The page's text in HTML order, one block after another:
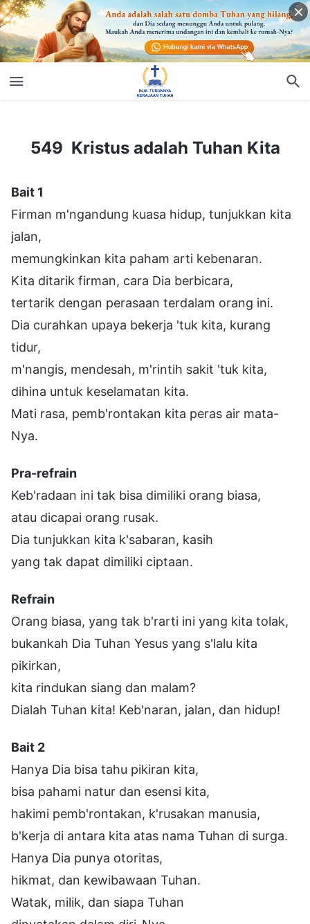
549 Kristus adalah Tuhan Kita
549 Kristus adalah Tuhan Kita
Bait 1
Firman m'ngandung kuasa hidup, tunjukkan kita
jalan,
memungkinkan kita paham arti kebenaran.
Kita ditarik firman, cara Dia berbicara,
tertarik dengan perasaan terdalam orang ini.
Dia curahkan upaya bekerja 'tuk kita, kurang
tidur,
m'nangis, mendesah, m'rintih sakit 'tuk kita,
dihina untuk keselamatan kita.
Mati rasa, pemb'rontakan kita peras air mata-
Nya.
Pra-refrain
Keb'radaan ini tak bisa dimiliki orang biasa,
atau dicapai orang rusak.
Dia tunjukkan kita k'sabaran, kasih
yang tak dapat dimiliki ciptaan.
Refrain
Orang biasa, yang tak b'rarti ini yang kita tolak,
bukankah Dia Tuhan Yesus yang s'lalu kita
pikirkan,
kita rindukan siang dan malam?
Dialah Tuhan kita! Keb'naran, jalan, dan hidup!
Bait 2
Hanya Dia bisa tahu pikiran kita,
bisa pahami natur dan esensi kita,
hakimi pemb'rontakan, k'rusakan manusia,
b'kerja di antara kita atas nama Tuhan di surga.
Hanya Dia punya otoritas,
hikmat, dan kewibawaan Tuhan.
Watak, milik, dan siapa Tuhan